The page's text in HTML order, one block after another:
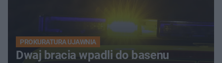
PROKURATURA UJAWNIA
Dwaj bracia wpadli do basenu